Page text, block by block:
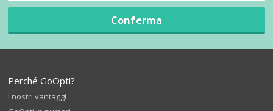
Conferma
Perché GoOpti?
I nostri vantaggi